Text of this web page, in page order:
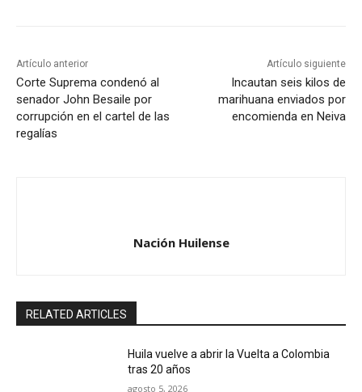
Artículo anterior
Corte Suprema condenó al
senador John Besaile por
corrupción en el cartel de las
regalías
Artículo siguiente
Incautan seis kilos de
marihuana enviados por
encomienda en Neiva
Nación Huilense
RELATED ARTICLES
Huila vuelve a abrir la Vuelta a Colombia
tras 20 años
agosto 5, 2026